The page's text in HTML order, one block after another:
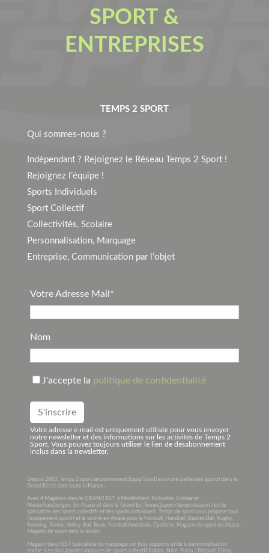
SPORT &
ENTREPRISES
TEMPS 2 SPORT
Qui sommes-nous ?
Indépendant ? Rejoignez le Réseau Temps 2 Sport !
Rejoignez l’équipe !
Sports Individuels
Sport Collectif
Collectivités, Scolaire
Personnalisation, Marquage
Entreprise, Communication par l’objet
Votre Adresse Mail*
Nom
J'accepte la politique de confidentialité
Votre adresse e-mail est uniquement utilisée pour vous envoyer
notre newsletter et des informations sur les activités de Temps 2
Sport. Vous pouvez toujours utiliser le lien de désabonnement
inclus dans la newsletter.
Depuis 2003, Temps 2 sport (anciennement Equip’Sport) est votre partenaire sportif dans le
Grand Est et dans toute la France .
Avec 4 Magasins dans le GRAND EST à Montbéliard, Richwiller, Colmar et
Niederhausbergen. En Alsace et dans le Grand Est Temps2sport ( tempsdesport ) est le
spécialiste des sports collectifs et des sports individuels. Temps de sport vous propose tout
l’équipement sportif et le textile en Alsace pour le Football, Handball, Basket-Ball, Rugby,
Running, Tennis, Volley-Ball, Boxe, Football Américain, Cyclisme. Magasin de sport en Alsace,
Magasin de sport dans le doubs.
Magasin dans l’EST Spécialiste du marquage sur tous supports et de la personnalisation
textile. Les plus grandes marques de sports collectif Adidas, Nike, Puma, Uhlsport, Erima,